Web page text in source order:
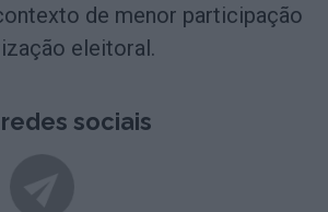
de menor participação
eleitoral.
sociais